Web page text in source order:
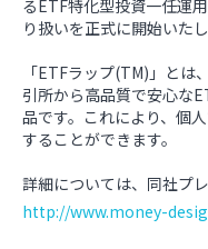
るETF特化型投資一任運
り扱いを正式に開始いたし
「ETFラップ(TM)」と
引所から高品質で安心な
品です。これにより、個
することができます。
詳細については、同社プ
http://www.money-